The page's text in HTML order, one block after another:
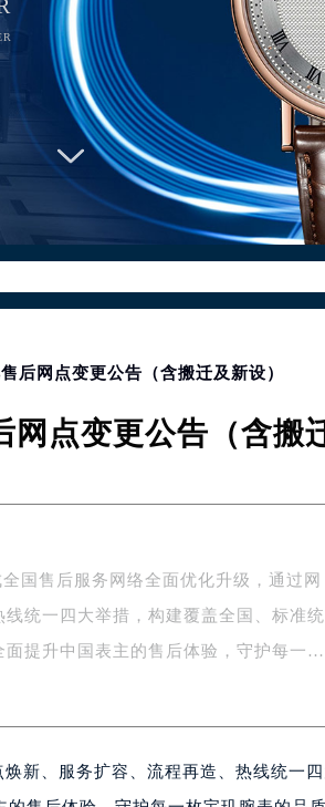
香港、澳门、台湾全部区域（非大陆
提前预约）
前预约）
需提前预约）
（需提前预约）
象城）17层1706室（需提前预约）
需提前预约）
后网点变更公告（含搬迁及新设）
点变更公告（含搬
国售后服务网络全面优化升级，通过网
统一四大举措，构建覆盖全国、标准统
提升中国表主的售后体验，守护每一枚
新、服务扩容、流程再造、热线统一